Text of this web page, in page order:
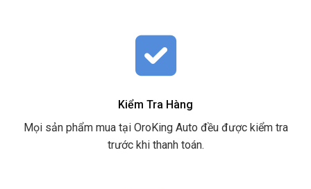
Kiểm Tra Hàng
Mọi sản phẩm mua tại OroKing Auto đều được kiểm tra
trước khi thanh toán.